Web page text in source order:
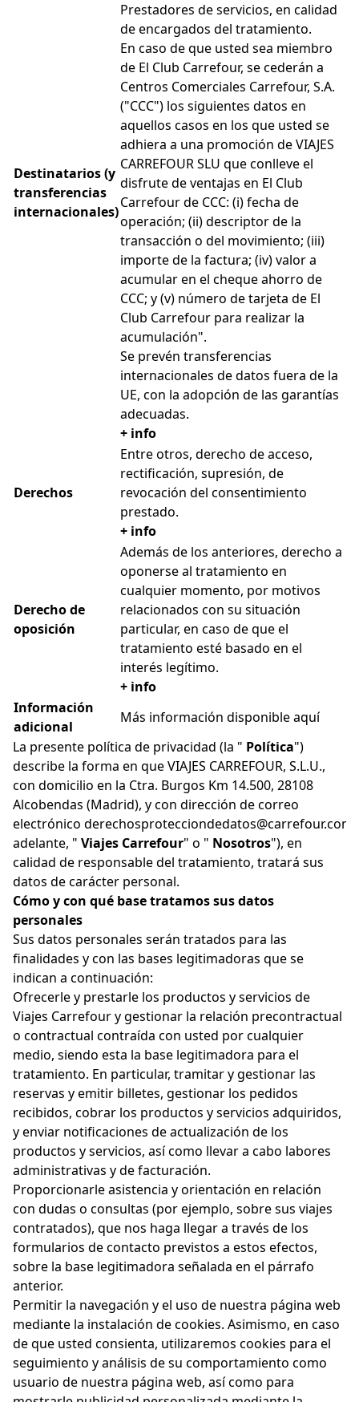
Destinatarios (y
transferencias
internacionales)
Prestadores de servicios, en calidad
de encargados del tratamiento.
En caso de que usted sea miembro
de El Club Carrefour, se cederán a
Centros Comerciales Carrefour, S.A.
("CCC") los siguientes datos en
aquellos casos en los que usted se
adhiera a una promoción de VIAJES
CARREFOUR SLU que conlleve el
disfrute de ventajas en El Club
Carrefour de CCC: (i) fecha de
operación; (ii) descriptor de la
transacción o del movimiento; (iii)
importe de la factura; (iv) valor a
acumular en el cheque ahorro de
CCC; y (v) número de tarjeta de El
Club Carrefour para realizar la
acumulación".
Se prevén transferencias
internacionales de datos fuera de la
UE, con la adopción de las garantías
adecuadas.
+ info
Derechos
Entre otros, derecho de acceso,
rectificación, supresión, de
revocación del consentimiento
prestado.
+ info
Derecho de
oposición
Además de los anteriores, derecho a
oponerse al tratamiento en
cualquier momento, por motivos
relacionados con su situación
particular, en caso de que el
tratamiento esté basado en el
interés legítimo.
+ info
Información
adicional
Más información disponibleaquí
La presente política de privacidad (la " Política")
describe la forma en que VIAJES CARREFOUR, S.L.U.,
con domicilio en la Ctra. Burgos Km 14.500, 28108
Alcobendas (Madrid), y con dirección de correo
electrónico derechosprotecciondedatos@carrefour.com
adelante, " Viajes Carrefour" o " Nosotros"), en
calidad de responsable del tratamiento, tratará sus
datos de carácter personal.
Cómo y con qué base tratamos sus datos
personales
Sus datos personales serán tratados para las
finalidades y con las bases legitimadoras que se
indican a continuación:
Ofrecerle y prestarle los productos y servicios de
Viajes Carrefour y gestionar la relación precontractual
o contractual contraída con usted por cualquier
medio, siendo esta la base legitimadora para el
tratamiento. En particular, tramitar y gestionar las
reservas y emitir billetes, gestionar los pedidos
recibidos, cobrar los productos y servicios adquiridos,
y enviar notificaciones de actualización de los
productos y servicios, así como llevar a cabo labores
administrativas y de facturación.
Proporcionarle asistencia y orientación en relación
con dudas o consultas (por ejemplo, sobre sus viajes
contratados), que nos haga llegar a través de los
formularios de contacto previstos a estos efectos,
sobre la base legitimadora señalada en el párrafo
anterior.
Permitir la navegación y el uso de nuestra página web
mediante la instalación de cookies. Asimismo, en caso
de que usted consienta, utilizaremos cookies para el
seguimiento y análisis de su comportamiento como
usuario de nuestra página web, así como para